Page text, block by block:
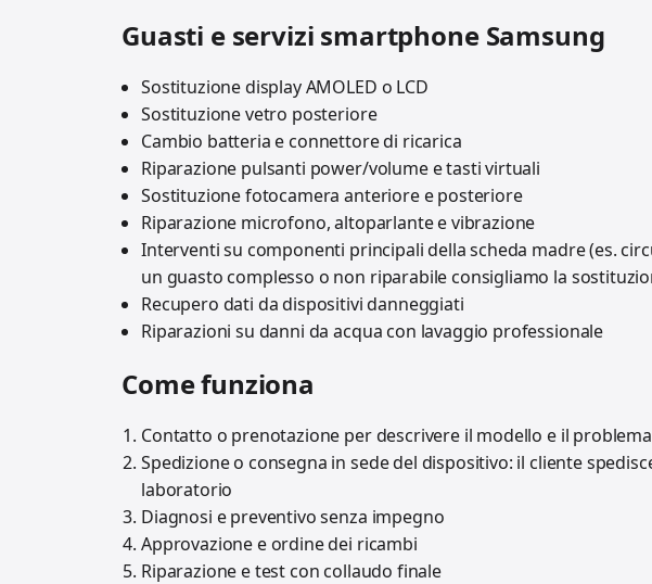
Guasti e servizi smartphone Samsung
Sostituzione display AMOLED o LCD
Sostituzione vetro posteriore
Cambio batteria e connettore di ricarica
Riparazione pulsanti power/volume e tasti virtuali
Sostituzione fotocamera anteriore e posteriore
Riparazione microfono, altoparlante e vibrazione
Interventi su componenti principali della scheda madre (es.
un guasto complesso o non riparabile consigliamo la
Recupero dati da dispositivi danneggiati
Riparazioni su danni da acqua con lavaggio professionale
Come funziona
Contatto o prenotazione per descrivere il modello e il problema
Spedizione o consegna in sede del dispositivo: il cliente
laboratorio
Diagnosi e preventivo senza impegno
Approvazione e ordine dei ricambi
Riparazione e test con collaudo finale